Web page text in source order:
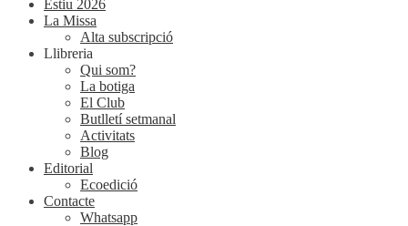
Estiu 2026
La Missa
Alta subscripció
Llibreria
Qui som?
La botiga
El Club
Butlletí setmanal
Activitats
Blog
Editorial
Ecoedició
Contacte
Whatsapp